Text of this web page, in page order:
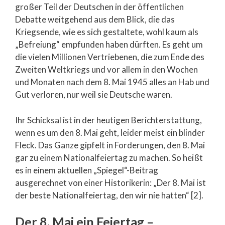
großer Teil der Deutschen in der öffentlichen
Debatte weitgehend aus dem Blick, die das
Kriegsende, wie es sich gestaltete, wohl kaum als
„Befreiung“ empfunden haben dürften. Es geht um
die vielen Millionen Vertriebenen, die zum Ende des
Zweiten Weltkriegs und vor allem in den Wochen
und Monaten nach dem 8. Mai 1945 alles an Hab und
Gut verloren, nur weil sie Deutsche waren.
Ihr Schicksal ist in der heutigen Berichterstattung,
wenn es um den 8. Mai geht, leider meist ein blinder
Fleck. Das Ganze gipfelt in Forderungen, den 8. Mai
gar zu einem Nationalfeiertag zu machen. So heißt
es in einem aktuellen „Spiegel“-Beitrag
ausgerechnet von einer Historikerin: „Der 8. Mai ist
der beste Nationalfeiertag, den wir nie hatten“ [2].
Der 8. Mai ein Feiertag –